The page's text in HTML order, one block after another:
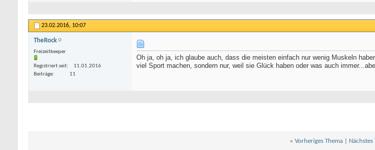
23.02.2016, 10:07
TheRock
Freizeitkeeper
Registriert seit
11.01.2016
Beiträge
11
Oh ja, oh ja, ich glaube auch, dass die meisten einfach nur wenig Muskeln
viel Sport machen, sondern nur, weil sie Glück haben oder was auch
« Vorheriges Thema| Nächstes